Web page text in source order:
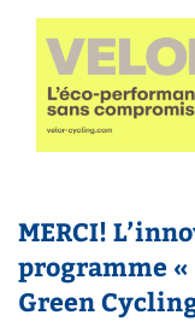
MERCI!
programme
Green